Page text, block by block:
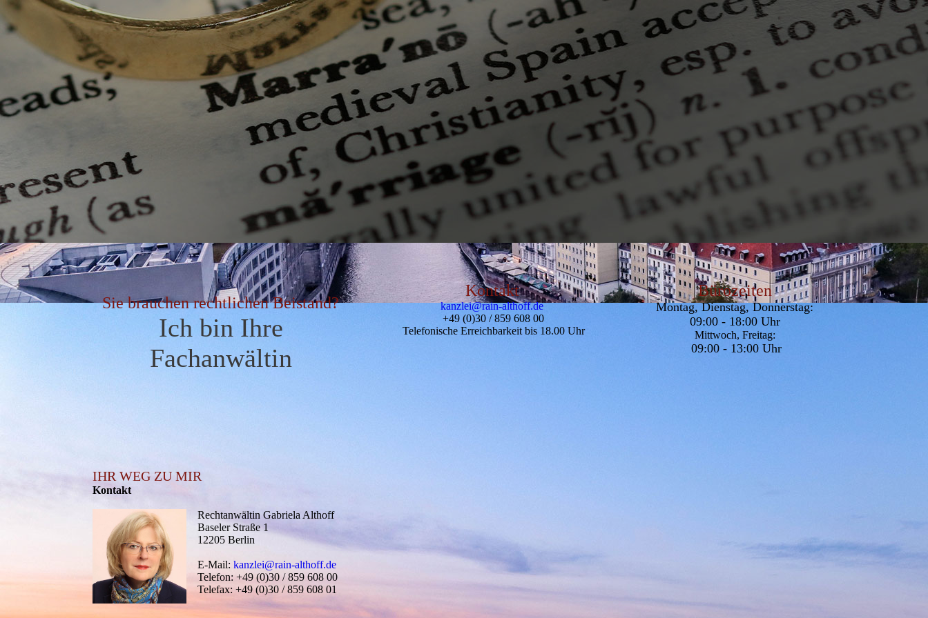
Sie brauchen rechtlichen Beistand?
Ich bin Ihre
Fachanwältin
Kontakt
kanzlei@rain-althoff.de
+49 (0)30 / 859 608 00
Telefonische Erreichbarkeit bis 18.00 Uhr
Bürozeiten
Montag, Dienstag, Donnerstag:
09:00 - 18:00 Uhr
Mittwoch, Freitag:
09:00 - 13:00 Uhr
IHR WEG ZU MIR
Kontakt
Rechtanwältin Gabriela Althoff
Baseler Straße 1
12205 Berlin
E-Mail:kanzlei@rain-althoff.de
Telefon: +49 (0)30 / 859 608 00
Telefax: +49 (0)30 / 859 608 01